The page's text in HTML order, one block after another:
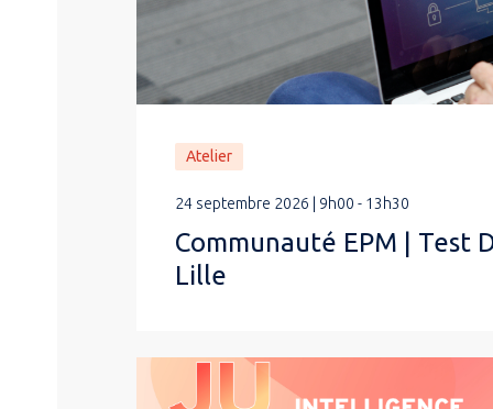
Atelier
24 septembre 2026 | 9h00 - 13h30
Communauté EPM | Test
Lille